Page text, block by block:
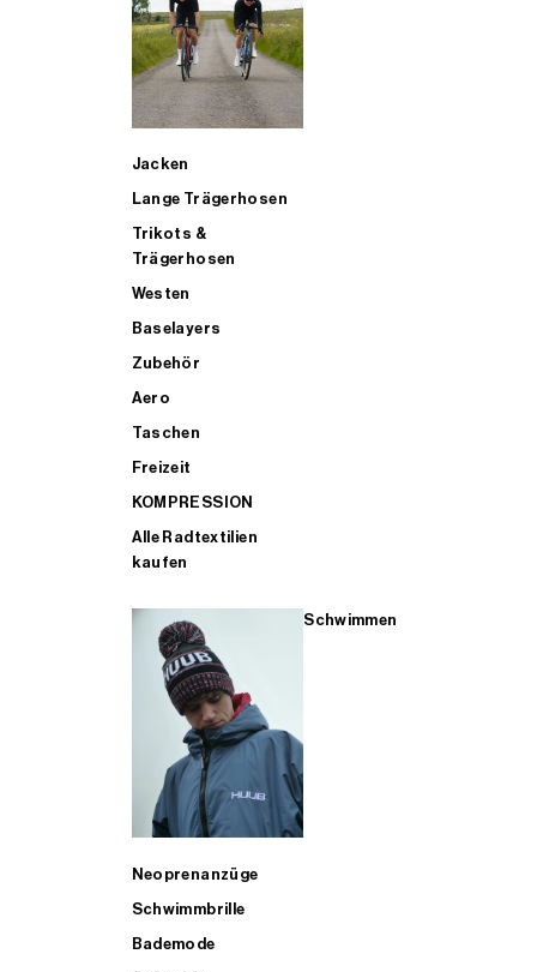
Jacken
Lange Trägerhosen
Trikots &
Trägerhosen
Westen
Baselayers
Zubehör
Aero
Taschen
Freizeit
KOMPRESSION
Alle Radtextilien
kaufen
Schwimmen
Neoprenanzüge
Schwimmbrille
Bademode
ALLE TRIATHLONARTIKEL FÜR MÄNNER KAUFEN